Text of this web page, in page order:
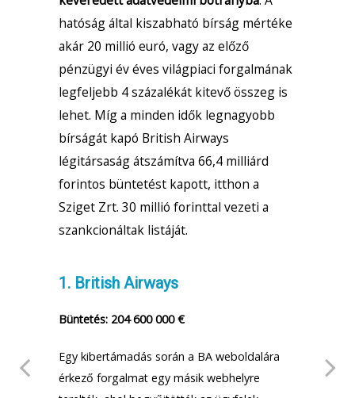
hatóság által kiszabható bírság mértéke
akár 20 millió euró, vagy az előző
pénzügyi év éves világpiaci forgalmának
legfeljebb 4 százalékát kitevő összeg is
lehet. Míg a minden idők legnagyobb
bírságát kapó British Airways
légitársaság átszámítva 66,4 milliárd
forintos büntetést kapott, itthon a
Sziget Zrt. 30 millió forinttal vezeti a
szankcionáltak listáját.
1. British Airways
Büntetés: 204 600 000 €
Egy kibertámadás során a BA weboldalára
érkező forgalmat egy másik webhelyre